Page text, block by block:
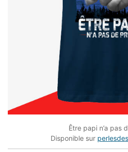
Être papi n’a pas
Disponible sur